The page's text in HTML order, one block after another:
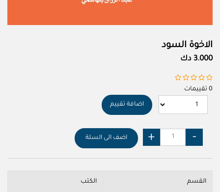
الاخوة السود
3.000 دك
0 تقييمات
اضافة تقييم
اضف الى السلة
القسم الكتب